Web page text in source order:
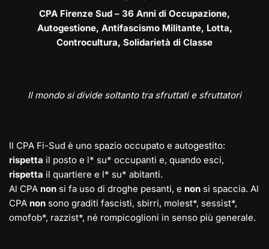
CPA Firenze Sud – 36 Anni di Occupazione,
Autogestione, Antifascismo Militante, Lotta,
Controcultura, Solidarietà di Classe
Il mondo si divide soltanto tra sfruttati e sfruttatori
Il CPA Fi-Sud è uno spazio occupato e autogestito:
rispetta il posto e l* su* occupanti e, quando esci,
rispetta il quartiere e l* su* abitanti.
Al CPA non si fa uso di droghe pesanti, e non si spaccia. Al
CPA non sono graditi fascisti, sbirri, molest*, sessist*,
omofob*, razzist*, né rompicoglioni in senso più generale.